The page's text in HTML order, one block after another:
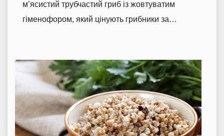
м’ясистий трубчастий гриб із жовтуватим
гіменофором, який цінують грибники за…